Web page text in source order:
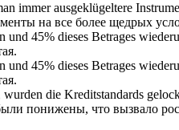
immer ausgeklügeltere
на все более щедрых
45% dieses Betrages
45% dieses Betrages
wurden die Kreditstandards
понижены, что вызвало